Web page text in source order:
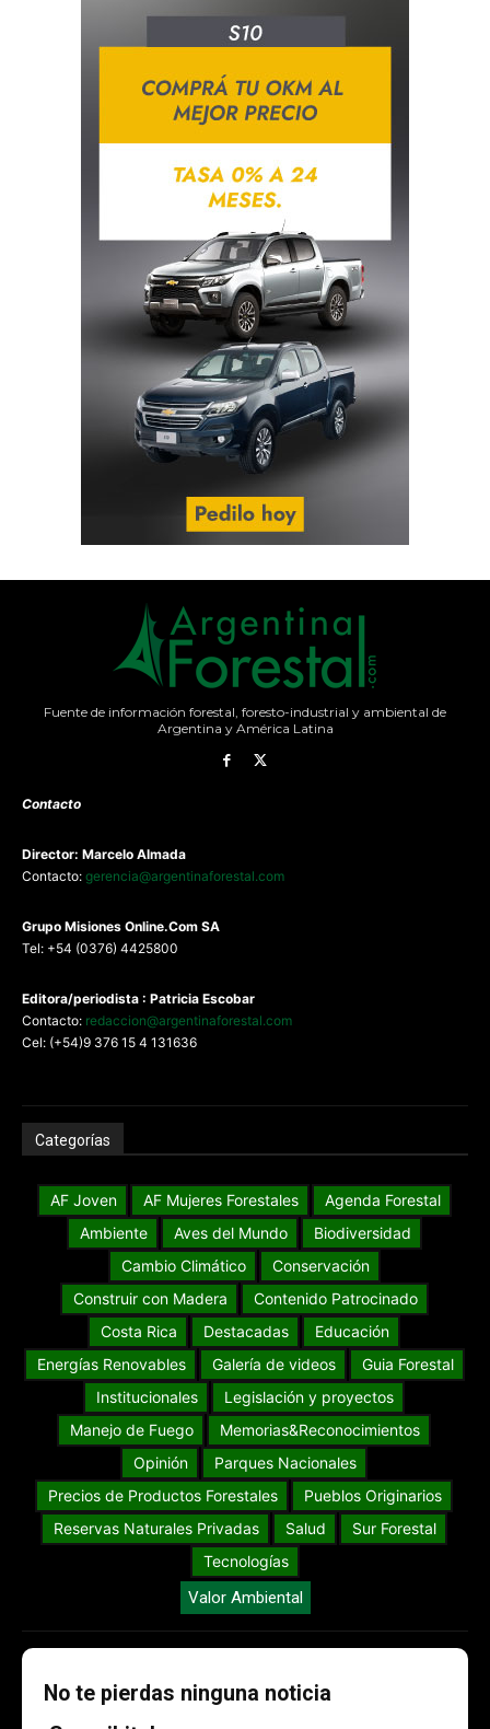
Fuente de información forestal, foresto-industrial y ambiental de
Argentina y América Latina
Contacto
Director: Marcelo Almada
Contacto: gerencia@argentinaforestal.com
Grupo Misiones Online.Com SA
Tel: +54 (0376) 4425800
Editora/periodista : Patricia Escobar
Contacto: redaccion@argentinaforestal.com
Cel: (+54)9 376 15 4 131636
Categorías
AF Joven AF Mujeres Forestales
Agenda Forestal
Ambiente
Aves del Mundo
Biodiversidad
Cambio Climático
Conservación
Construir con Madera
Contenido Patrocinado
Costa Rica
Destacadas
Educación
Energías Renovables
Galería de videos
Guia Forestal
Institucionales
Legislación y proyectos
Manejo de Fuego
Memorias&Reconocimientos
Opinión
Parques Nacionales
Precios de Productos Forestales
Pueblos Originarios
Reservas Naturales Privadas
Salud
Sur Forestal
Tecnologías
Valor Ambiental
No te pierdas ninguna noticia